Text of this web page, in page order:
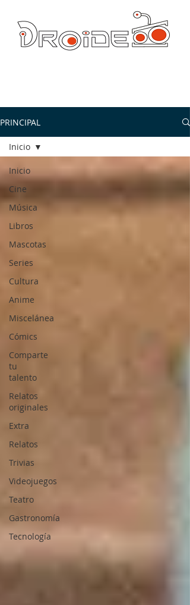
PRINCIPAL
Inicio
Cine
Música
Libros
Mascotas
Series
Cultura
Anime
Miscelánea
Cómics
Comparte
tu
talento
Relatos
originales
Extra
Relatos
Trivias
Videojuegos
Teatro
Gastronomía
Tecnología
Inicio